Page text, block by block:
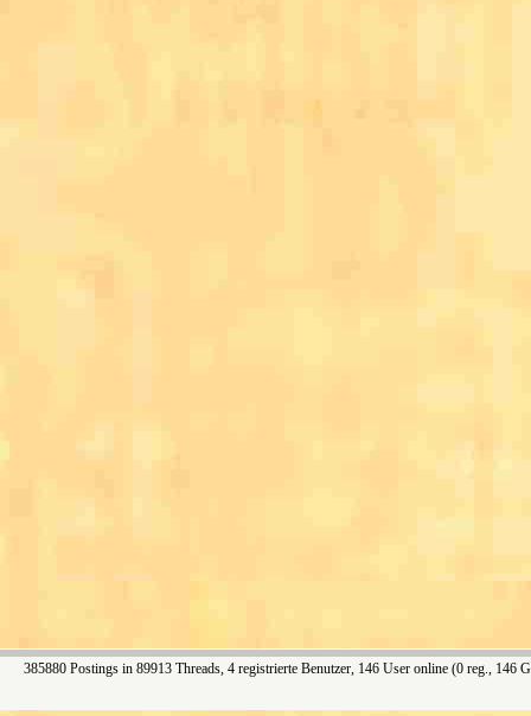
385880 Postings in 89913 Threads, 4 registrierte Benutzer, 146 User online (0 reg., 146